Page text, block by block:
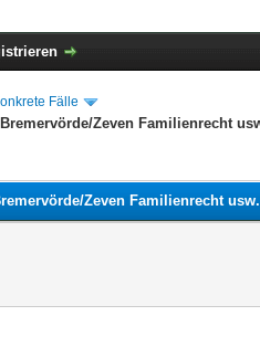
Fälle
Zeven Familienrecht
Zeven Familienrecht usw.